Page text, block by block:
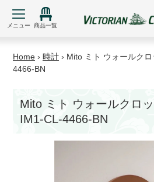
メニュー 商品一覧
Home › 時計 › Mito ミト ウォールク
4466-BN
Mito ミト ウォールクロ
IM1-CL-4466-BN